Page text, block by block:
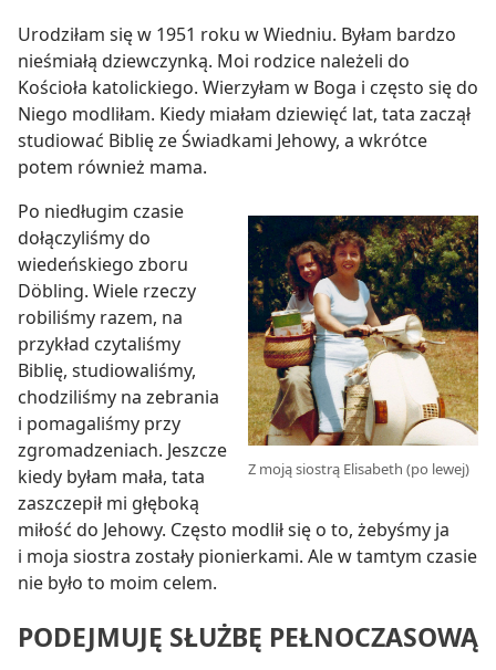
Urodziłam się w 1951 roku w Wiedniu. Byłam bardzo
nieśmiałą dziewczynką. Moi rodzice należeli do
Kościoła katolickiego. Wierzyłam w Boga i często się do
Niego modliłam. Kiedy miałam dziewięć lat, tata zaczął
studiować Biblię ze Świadkami Jehowy, a wkrótce
potem również mama.
Z moją siostrą Elisabeth (po lewej)
Po niedługim czasie
dołączyliśmy do
wiedeńskiego zboru
Döbling. Wiele rzeczy
robiliśmy razem, na
przykład czytaliśmy
Biblię, studiowaliśmy,
chodziliśmy na zebrania
i pomagaliśmy przy
zgromadzeniach. Jeszcze
kiedy byłam mała, tata
zaszczepił mi głęboką
miłość do Jehowy. Często modlił się o to, żebyśmy ja
i moja siostra zostały pionierkami. Ale w tamtym czasie
nie było to moim celem.
PODEJMUJĘ SŁUŻBĘ PEŁNOCZASOWĄ